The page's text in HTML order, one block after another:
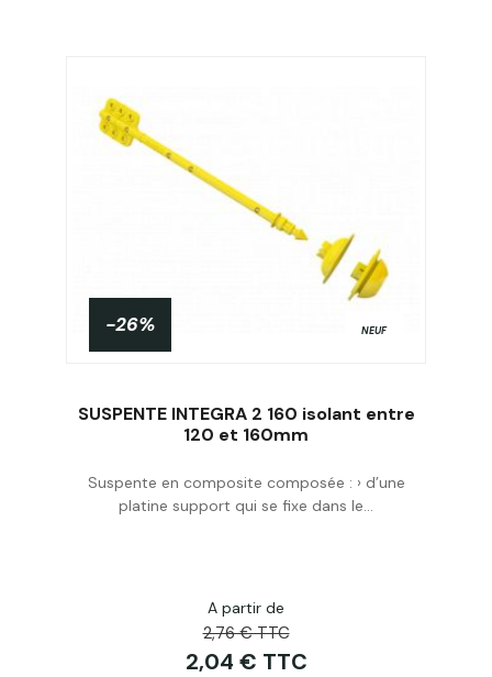
Acheter
-26% NEUF
SUSPENTE INTEGRA 2 160 isolant entre
120 et 160mm
Suspente en composite composée : › d’une
platine support qui se fixe dans le...
A partir de
2,76 € TTC
2,04 € TTC